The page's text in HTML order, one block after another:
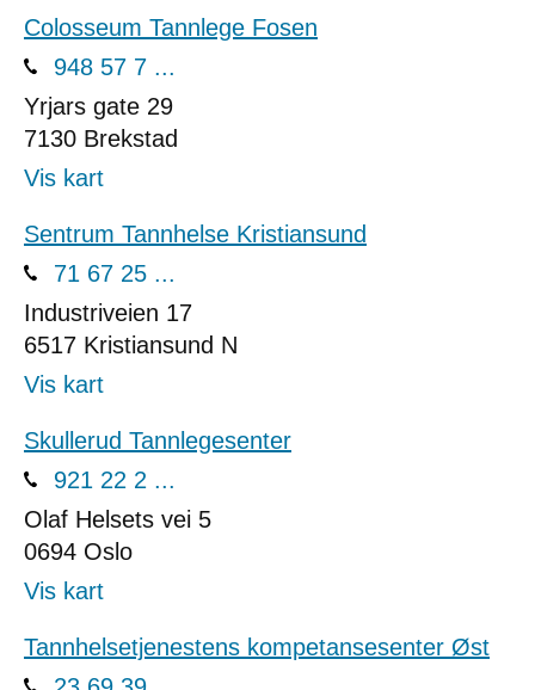
Colosseum Tannlege Fosen
948 57 7 ...
Yrjars gate 29
7130 Brekstad
Vis kart
Sentrum Tannhelse Kristiansund
71 67 25 ...
Industriveien 17
6517 Kristiansund N
Vis kart
Skullerud Tannlegesenter
921 22 2 ...
Olaf Helsets vei 5
0694 Oslo
Vis kart
Tannhelsetjenestens kompetansesenter Øst